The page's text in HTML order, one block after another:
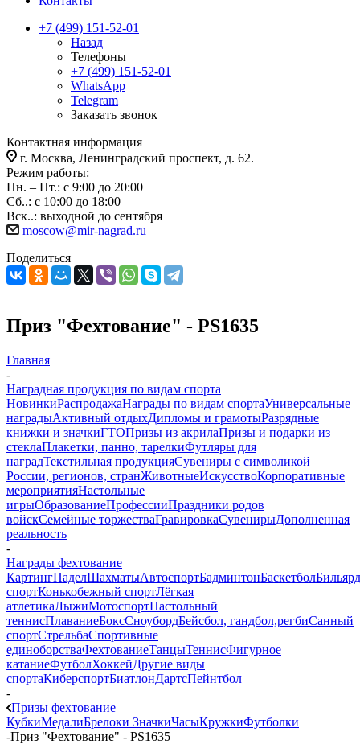
+7 (499) 151-52-01
Назад
Телефоны
+7 (499) 151-52-01
WhatsApp
Telegram
Заказать звонок
Контактная информация
г. Москва, Ленинградский проспект, д. 62.
Режим работы:
Пн. – Пт.: с 9:00 до 20:00
Сб..: с 10:00 до 18:00
Вск..: выходной до сентября
moscow@mir-nagrad.ru
Поделиться
Приз "Фехтование" - PS1635
Главная
-
Наградная продукция по видам спорта
НовинкиРаспродажаНаграды по видам спортаУниверсальные
наградыАктивный отдыхДипломы и грамотыРазрядные
книжки и значкиГТОПризы из акрилаПризы и подарки из
стеклаПлакетки, панно, тарелкиФутляры для
наградТекстильная продукцияСувениры с символикой
России, регионов, странЖивотныеИскусствоКорпоративные
мероприятияНастольные
игрыОбразованиеПрофессииПраздники родов
войскСемейные торжестваГравировкаСувенирыДополненная
реальность
-
Награды фехтование
КартингПаделШахматыАвтоспортБадминтонБаскетболБильярд
спортКонькобежный спортЛёгкая
атлетикаЛыжиМотоспортНастольный
теннисПлаваниеБоксСноубордБейсбол, гандбол,регбиСанный
спортСтрельбаСпортивные
единоборстваФехтованиеТанцыТеннисФигурное
катаниеФутболХоккейДругие виды
спортаКиберспортБиатлонДартсПейнтбол
-
Призы фехтование
КубкиМедалиБрелоки ЗначкиЧасыКружкиФутболки
-Приз "Фехтование" - PS1635